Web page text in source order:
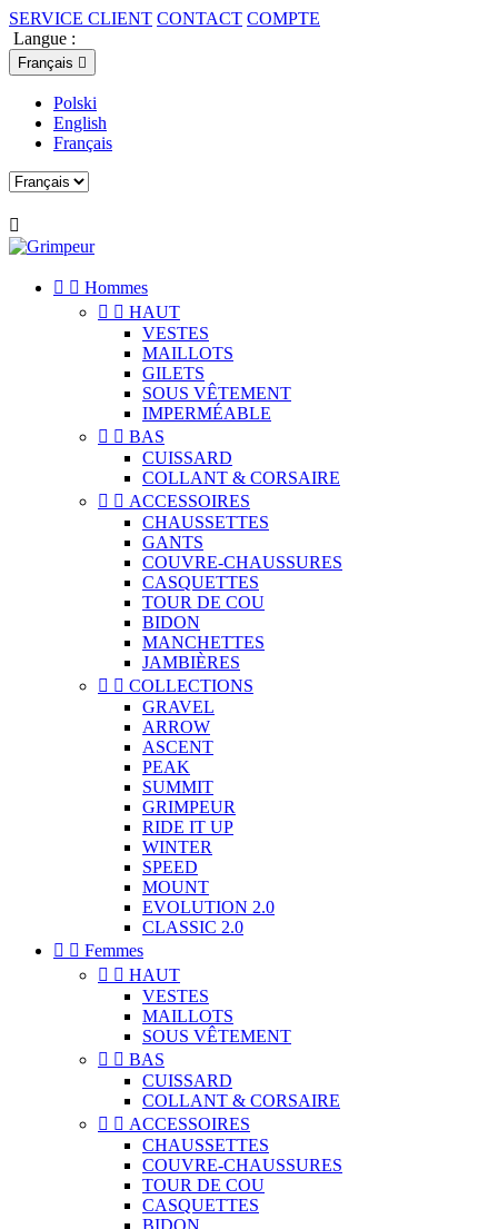
SERVICE CLIENT CONTACT COMPTE
Langue :
Français 
Polski
English
Français

  Hommes
  HAUT
VESTES
MAILLOTS
GILETS
SOUS VÊTEMENT
IMPERMÉABLE
  BAS
CUISSARD
COLLANT & CORSAIRE
  ACCESSOIRES
CHAUSSETTES
GANTS
COUVRE-CHAUSSURES
CASQUETTES
TOUR DE COU
BIDON
MANCHETTES
JAMBIÈRES
  COLLECTIONS
GRAVEL
ARROW
ASCENT
PEAK
SUMMIT
GRIMPEUR
RIDE IT UP
WINTER
SPEED
MOUNT
EVOLUTION 2.0
CLASSIC 2.0
  Femmes
  HAUT
VESTES
MAILLOTS
SOUS VÊTEMENT
  BAS
CUISSARD
COLLANT & CORSAIRE
  ACCESSOIRES
CHAUSSETTES
COUVRE-CHAUSSURES
TOUR DE COU
CASQUETTES
BIDON